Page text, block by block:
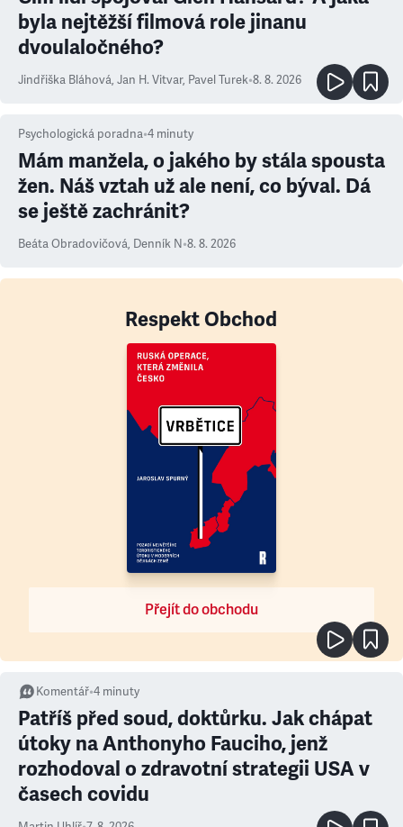
byla nejtěžší filmová role jinanu
dvoulaločného?
Jindřiška Bláhová, Jan H. Vitvar, Pavel Turek•8. 8. 2026
Psychologická poradna•4 minuty
Mám manžela, o jakého by stála spousta
žen. Náš vztah už ale není, co býval. Dá
se ještě zachránit?
Beáta Obradovičová, Denník N•8. 8. 2026
Respekt Obchod
Přejít do obchodu
Komentář•4 minuty
Patříš před soud, doktůrku. Jak chápat
útoky na Anthonyho Fauciho, jenž
rozhodoval o zdravotní strategii USA v
časech covidu